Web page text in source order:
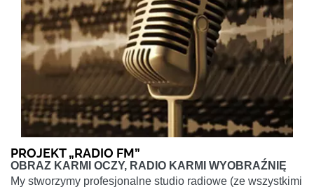
PROJEKT „RADIO FM”
OBRAZ KARMI OCZY, RADIO KARMI WYOBRAŹNIĘ
My stworzymy profesjonalne studio radiowe (ze wszystkimi